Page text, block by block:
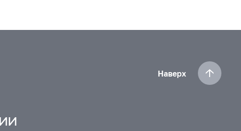
Наверх